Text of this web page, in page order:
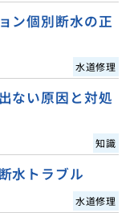
ン個別断水の正
水道修理
ない原因と対処
知識
水トラブル
水道修理